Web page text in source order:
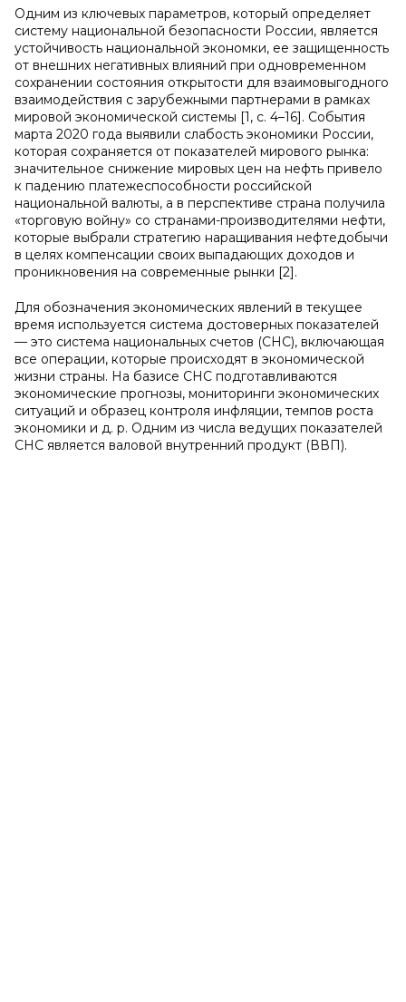
Одним из ключевых параметров, который определяет
систему национальной безопасности России, является
устойчивость национальной экономки, ее защищенность
от внешних негативных влияний при одновременном
сохранении состояния открытости для взаимовыгодного
взаимодействия с зарубежными партнерами в рамках
мировой экономической системы [1, с. 4–16]. События
марта 2020 года выявили слабость экономики России,
которая сохраняется от показателей мирового рынка:
значительное снижение мировых цен на нефть привело
к падению платежеспособности российской
национальной валюты, а в перспективе страна получила
«торговую войну» со странами-производителями нефти,
которые выбрали стратегию наращивания нефтедобычи
в целях компенсации своих выпадающих доходов и
проникновения на современные рынки [2].
Для обозначения экономических явлений в текущее
время используется система достоверных показателей
— это система национальных счетов (СНС), включающая
все операции, которые происходят в экономической
жизни страны. На базисе СНС подготавливаются
экономические прогнозы, мониторинги экономических
ситуаций и образец контроля инфляции, темпов роста
экономики и д. р. Одним из числа ведущих показателей
СНС является валовой внутренний продукт (ВВП).